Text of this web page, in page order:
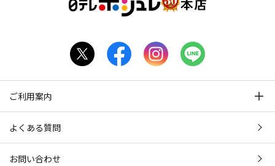
ご利用案内
よくある質問
お問い合わせ